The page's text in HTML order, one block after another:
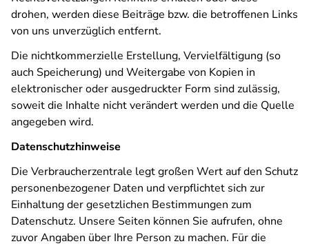
drohen, werden diese Beiträge bzw. die betroffenen Links
von uns unverzüglich entfernt.
Die nichtkommerzielle Erstellung, Vervielfältigung (so
auch Speicherung) und Weitergabe von Kopien in
elektronischer oder ausgedruckter Form sind zulässig,
soweit die Inhalte nicht verändert werden und die Quelle
angegeben wird.
Datenschutzhinweise
Die Verbraucherzentrale legt großen Wert auf den Schutz
personenbezogener Daten und verpflichtet sich zur
Einhaltung der gesetzlichen Bestimmungen zum
Datenschutz. Unsere Seiten können Sie aufrufen, ohne
zuvor Angaben über Ihre Person zu machen. Für die